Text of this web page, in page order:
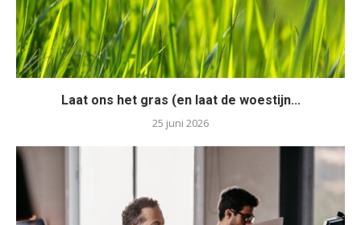
Laat ons het gras (en laat de woestijn...
25 juni 2026